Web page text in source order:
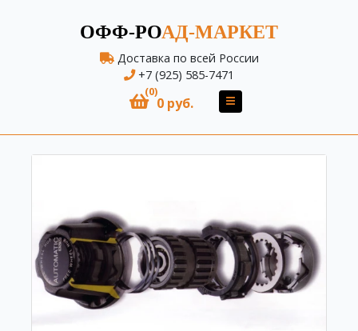
ОФФ-РОАД-МАРКЕТ
Доставка по всей России
+7 (925) 585-7471
(0)
0 руб.